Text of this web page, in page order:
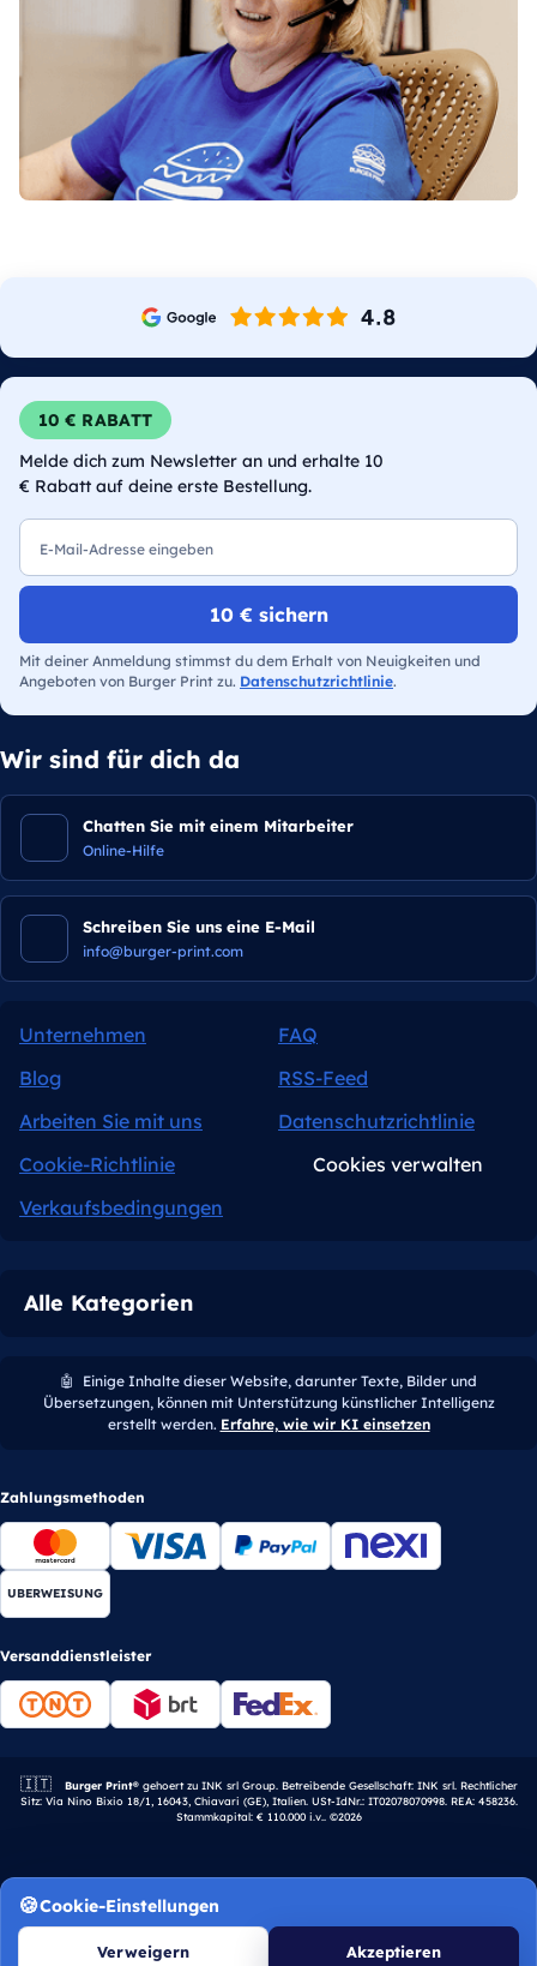
10 € RABATT
Melde dich zum Newsletter an und erhalte 10
€ Rabatt auf deine erste Bestellung.
10 € sichern
Mit deiner Anmeldung stimmst du dem Erhalt von Neuigkeiten und
Angeboten von Burger Print zu. Datenschutzrichtlinie.
Wir sind für dich da
Chatten Sie mit einem Mitarbeiter
Online-Hilfe
Schreiben Sie uns eine E-Mail
info@burger-print.com
Unternehmen
FAQ
Blog
RSS-Feed
Arbeiten Sie mit uns
Datenschutzrichtlinie
Cookie-Richtlinie
Cookies verwalten
Verkaufsbedingungen
Alle Kategorien
🤖
Einige Inhalte dieser Website, darunter Texte, Bilder und
Übersetzungen, können mit Unterstützung künstlicher Intelligenz
erstellt werden. Erfahre, wie wir KI einsetzen
Zahlungsmethoden
UBERWEISUNG
Versanddienstleister
🇮🇹 Italienisches Unternehmen.
Burger Print®gehoert zu INK srl Group. Betreibende Gesellschaft: INK srl. Rechtlicher
Sitz: Via Nino Bixio 18/1, 16043, Chiavari (GE), Italien. USt-IdNr.: IT02078070998. REA: 458236.
Stammkapital: € 110.000 i.v.. ©2026
Cookie-Einstellungen
Verweigern Akzeptieren